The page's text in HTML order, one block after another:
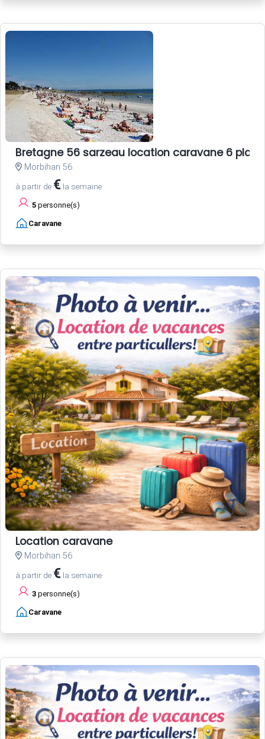
Bretagne 56 sarzeau location caravane 6
Morbihan 56
à partir de € la semaine
5 personne(s)
Caravane
Location caravane
Morbihan 56
à partir de € la semaine
3 personne(s)
Caravane